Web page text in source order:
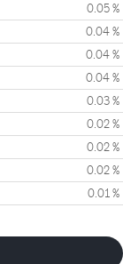
0.05 %
0.04 %
0.04 %
0.04 %
0.03 %
0.02 %
0.02 %
0.02 %
0.01 %